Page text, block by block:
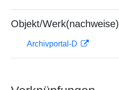
Objekt/Werk(nachweise)
Archivportal-D